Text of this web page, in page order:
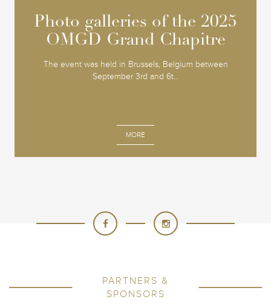
Photo galleries of the 2025
OMGD Grand Chapitre
The event was held in Brussels, Belgium between
September 3rd and 6t...
MORE
Photo galleries of the 2025
OMGD Grand Chapitre
PARTNERS &
SPONSORS